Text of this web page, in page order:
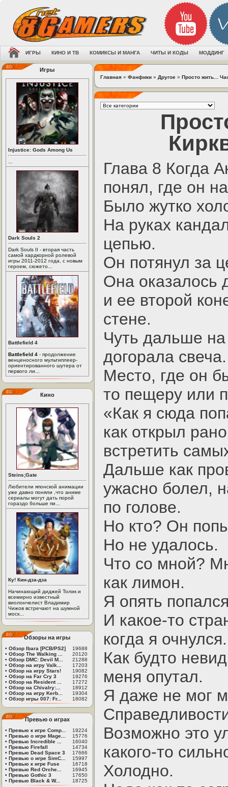
ИГРЫ КИНО И ТВ КОМИКСЫ И МАНГА ЧИТЫ И КОДЫ МОДДИНГ
Игры
Injustice: Gods Among Us
Dark Souls 2
Dark Souls II - вторая часть
самой хардкорной ролевой
игры 2011-2012 года, с новым
героем, сюжето...
Battlefield 4
Battlefield 4 - продолжение
венценосного мультиплеер-
ориентированного шутера от
первого ли...
Кино
Steins;Gate
Любители японской анимации
уже давно поняли ,что аниме
сериалы могут дать порой
гораздо больше пи...
Ку! Кин-дза-дза
Начинающий диджей Толик и
всемирно известный
виолончелист Владимир
Чижов встречают на шумной
моск...
Обзоры на игры
• Обзор Ibara [PCB/PS2]
19688
• Обзор The Walking ...
20120
• Обзор DMC: Devil M...
21288
• Обзор на игру Valk...
17203
• Обзор на игру Stars!
19082
• Обзор на Far Cry 3
19276
• Обзор на Resident ...
17272
• Обзор на Chivalry:...
18912
• Обзор на игру Kerb...
19304
• Обзор игры 007: Fr... 18082
Превью о играх
• Превью к игре Comp...
19224
• Превью о игре Mage...
15776
• Превью Incredible ...
16040
• Превью Firefall
14734
• Превью Dead Space 3
17666
• Превью о игре SimC...
15997
• Превью к игре Fuse
16718
• Превью Red Orche...
16945
• Превью Gothic 3
17650
• Превью Black & W... 18725
Главная » Фанфики » Другое » Просто жить...
Глава 8 Когда
понял, где он
Было жутко
На руках
цепью.
Он потянул за
Она оказалось
и ее второй
стене.
Чуть дальше
догорала свеча.
Место, где он
то пещеру или
«Как я сюда
как открыл
встретить
Дальше как
ужасно болел,
по голове.
Но кто? Он
Но не удалось.
Что со мной?
как лимон.
Я опять
И какое-то
когда я очнулся.
Как будто
меня опутал.
Я даже не мог
Возможно это
какого-то
Холодно.